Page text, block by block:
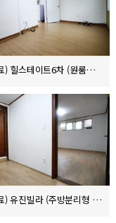
(계약완료) 힐스테이트6차 (원룸원거실 1000/70/10)
(계약완료) 유진빌라 (주방분리형 1000/45/5)